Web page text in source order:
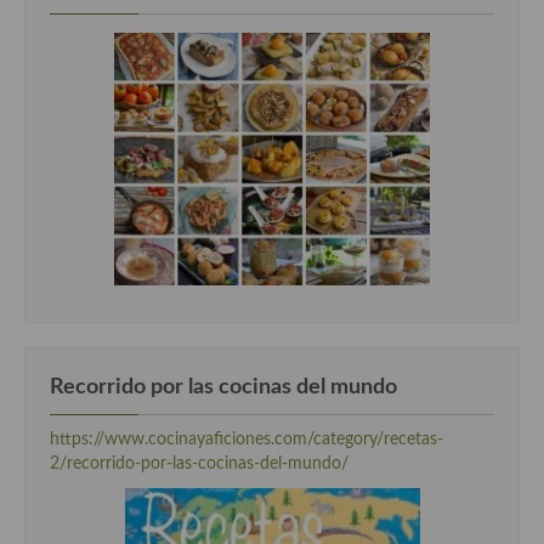
Cocina Luxemburgo
Cocina Polaca
Cocina portuguesa
Cocina Rusa
Cocina Sueca
Cocina Suiza
Recorrido por las cocinas del mundo
https://www.cocinayaficiones.com/category/recetas-
2/recorrido-por-las-cocinas-del-mundo/